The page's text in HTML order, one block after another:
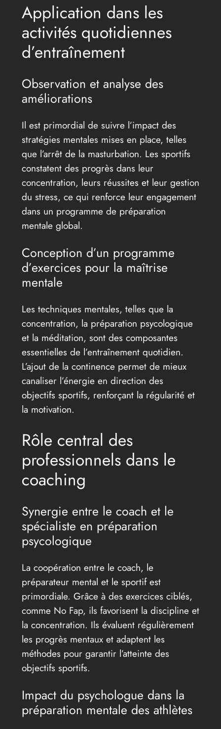
Application dans les
activités quotidiennes
d’entraînement
Observation et analyse des
améliorations
Il est primordial de suivre l’impact des
stratégies mentales mises en place, telles
que l’arrêt de la masturbation. Les sportifs
constatent des progrès dans leur
concentration, leurs réussites et leur gestion
du stress, ce qui renforce leur engagement
dans un programme de préparation
mentale global.
Conception d’un programme
d’exercices pour la maîtrise
mentale
Les techniques mentales, telles que la
concentration, la préparation psycologique
et la méditation, sont des composantes
essentielles de l’entraînement quotidien.
L’ajout de la continence permet de mieux
canaliser l’énergie en direction des
objectifs sportifs, renforçant la régularité et
la motivation.
Rôle central des
professionnels dans le
coaching
Synergie entre le coach et le
spécialiste en préparation
psycologique
La coopération entre le coach, le
préparateur mental et le sportif est
primordiale. Grâce à des exercices ciblés,
comme No Fap, ils favorisent la discipline et
la concentration. Ils évaluent régulièrement
les progrès mentaux et adaptent les
méthodes pour garantir l’atteinte des
objectifs sportifs.
Impact du psychologue dans la
préparation mentale des athlètes